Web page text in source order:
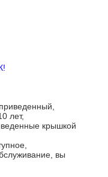
лет,
крышкой
вы